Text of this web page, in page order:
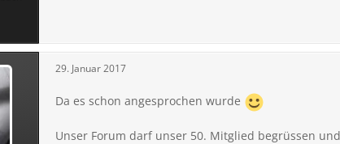
29. Januar 2017
Da es schon angesprochen wurde
Unser Forum darf unser 50. Mitglied begrüssen